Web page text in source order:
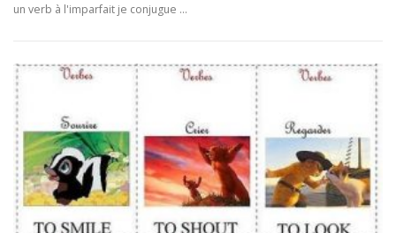
un verb à l'imparfait je conjugue …